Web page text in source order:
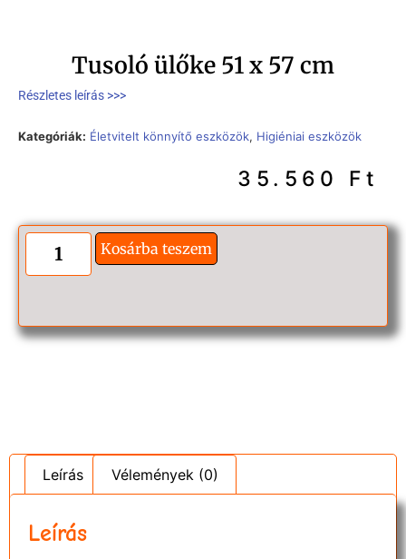
Tusoló ülőke 51 x 57 cm
Részletes leírás >>>
Kategóriák: Életvitelt könnyítő eszközök, Higiéniai eszközök
35.560 Ft
Kosárba teszem
Leírás Vélemények (0)
Leírás